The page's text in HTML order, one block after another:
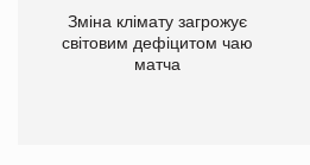
Зміна клімату загрожує
світовим дефіцитом чаю
матча